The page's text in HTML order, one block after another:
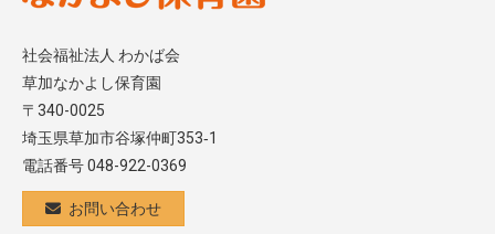
社会福祉法人 わかば会
草加なかよし保育園
〒340-0025
埼玉県草加市谷塚仲町353‐1
電話番号 048-922-0369
お問い合わせ